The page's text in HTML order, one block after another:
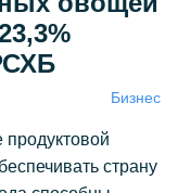
Бизнес
страну